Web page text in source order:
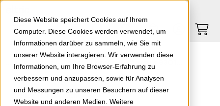
Diese Website speichert Cookies auf Ihrem
Computer. Diese Cookies werden verwendet, um
Informationen darüber zu sammeln, wie Sie mit
unserer Website interagieren. Wir verwenden diese
Informationen, um Ihre Browser-Erfahrung zu
verbessern und anzupassen, sowie für Analysen
und Messungen zu unseren Besuchern auf dieser
Website und anderen Medien. Weitere
Springe zu Hauptinhalt Springe zum Footer
0
zurück zur Übersicht